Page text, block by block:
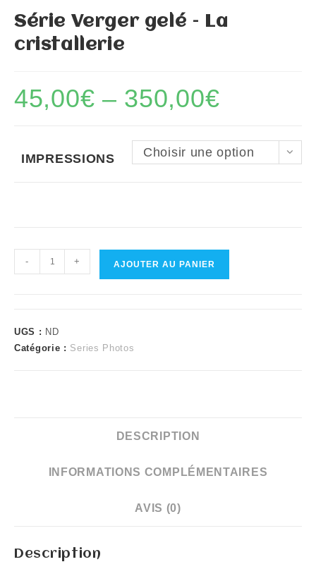
Série Verger gelé – La
cristallerie
45,00€ – 350,00€
IMPRESSIONS Choisir une option
quantité
de
gelé
-
- + AJOUTER AU PANIER
UGS : ND
Catégorie : Series Photos
DESCRIPTION
INFORMATIONS COMPLÉMENTAIRES
AVIS (0)
Description